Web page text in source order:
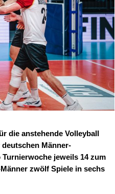
die anstehende Volleyball
Männer-
jeweils 14 zum
zwölf Spiele in sechs